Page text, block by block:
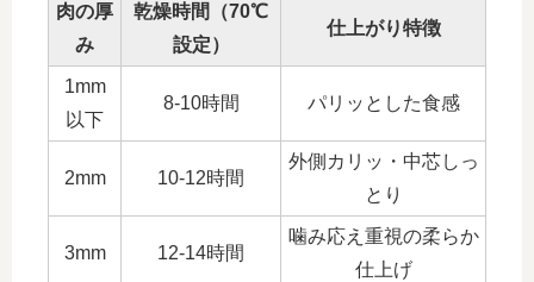
肉の厚
み
乾燥時間（70℃
設定）
仕上がり特徴
1mm
以下
8-10時間 パリッとした食感
2mm 10-12時間
外側カリッ・中芯しっ
とり
3mm 12-14時間
噛み応え重視の柔らか
仕上げ